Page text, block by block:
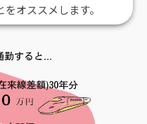
オススメします。